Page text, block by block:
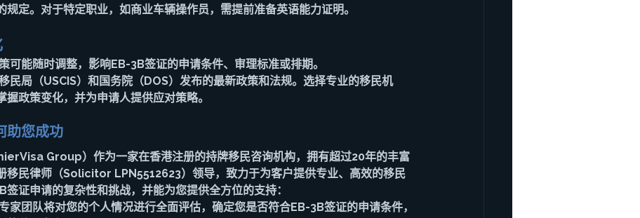
规定。对于特定职业，如商业车辆操作员，需提前准备英语能力证明。
可能随时调整，影响EB-3B签证的申请条件、审理标准或排期。
民局（USCIS）和国务院（DOS）发布的最新政策和法规。选择专业的移民机
握政策变化，并为申请人提供应对策略。
助您成功
Group）作为一家在香港注册的持牌移民咨询机构，拥有超过20年的丰富
移民律师（Solicitor LPN5512623）领导，致力于为客户提供专业、高效的移民
签证申请的复杂性和挑战，并能为您提供全方位的支持：
家团队将对您的个人情况进行全面评估，确定您是否符合EB-3B签证的申请条件，